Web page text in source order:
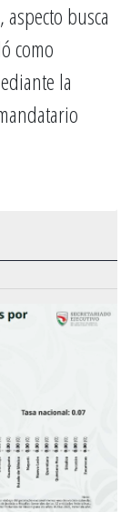
busca
como
la